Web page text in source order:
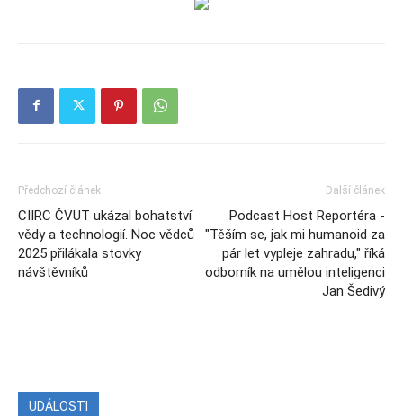
Předchozí článek
CIIRC ČVUT ukázal bohatství
vědy a technologií. Noc vědců
2025 přilákala stovky
návštěvníků
Další článek
Podcast Host Reportéra -
"Těším se, jak mi humanoid za
pár let vypleje zahradu," říká
odborník na umělou inteligenci
Jan Šedivý
UDÁLOSTI